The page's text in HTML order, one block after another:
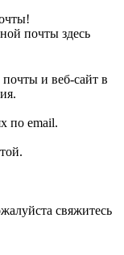
почты здесь
и веб-сайт в
по email.
свяжитесь